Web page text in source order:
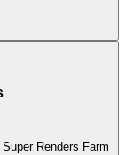
Renders Farm